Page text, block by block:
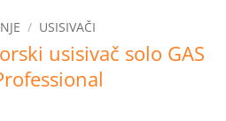
/ USISIVAČI
usisivač solo GAS